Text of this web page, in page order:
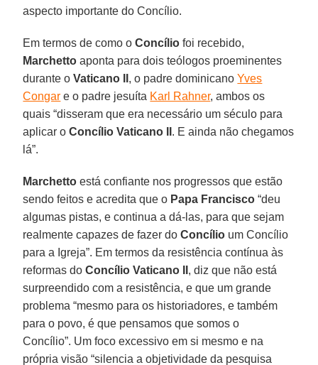
aspecto importante do Concílio.
Em termos de como oConcílio foi recebido,
Marchetto aponta para dois teólogos proeminentes
durante oVaticano II , o padre dominicanoYves
Congar e o padre jesuíta Karl Rahner, ambos os
quais “disseram que era necessário um século para
aplicar o Concílio Vaticano II . E ainda não chegamos
lá”.
Marchetto está confiante nos progressos que estão
sendo feitos e acredita que o Papa Francisco “deu
algumas pistas, e continua a dá-las, para que sejam
realmente capazes de fazer doConcílio um Concílio
para a Igreja”. Em termos da resistência contínua às
reformas doConcílio Vaticano II , diz que não está
surpreendido com a resistência, e que um grande
problema “mesmo para os historiadores, e também
para o povo, é que pensamos que somos o
Concílio”. Um foco excessivo em si mesmo e na
própria visão “silencia a objetividade da pesquisa